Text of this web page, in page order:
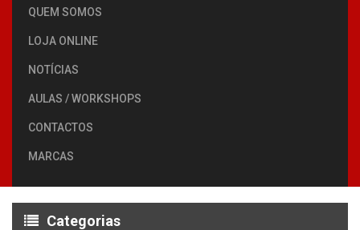
QUEM SOMOS
LOJA ONLINE
NOTÍCIAS
AULAS / WORKSHOPS
CONTACTOS
MARCAS
Categorias